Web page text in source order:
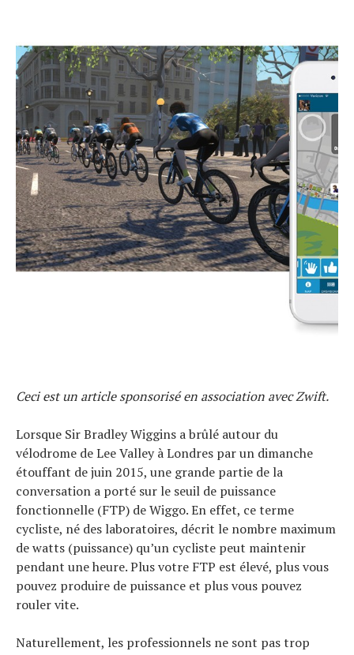
Ceci est un article sponsorisé en association avec Zwift.
Lorsque Sir Bradley Wiggins a brûlé autour du
vélodrome de Lee Valley à Londres par un dimanche
étouffant de juin 2015, une grande partie de la
conversation a porté sur le seuil de puissance
fonctionnelle (FTP) de Wiggo. En effet, ce terme
cycliste, né des laboratoires, décrit le nombre maximum
de watts (puissance) qu’un cycliste peut maintenir
pendant une heure. Plus votre FTP est élevé, plus vous
pouvez produire de puissance et plus vous pouvez
rouler vite.
Naturellement, les professionnels ne sont pas trop